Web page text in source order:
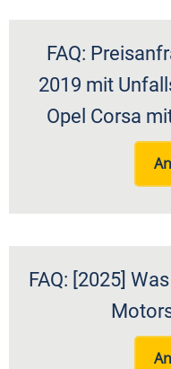
FAQ:
2019 mit
Opel Corsa
FAQ: [2025]